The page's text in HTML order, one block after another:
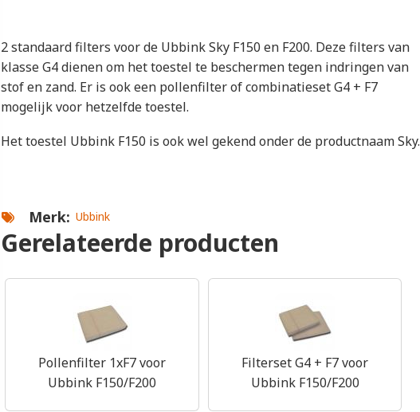
2 standaard filters voor de Ubbink Sky F150 en F200. Deze filters van
klasse G4 dienen om het toestel te beschermen tegen indringen van
stof en zand. Er is ook een pollenfilter of combinatieset G4 + F7
mogelijk voor hetzelfde toestel.
Het toestel Ubbink F150 is ook wel gekend onder de productnaam Sky.
Merk Ubbink
Gerelateerde producten
Pollenfilter 1xF7 voor
Ubbink F150/F200
Filterset G4 + F7 voor
Ubbink F150/F200